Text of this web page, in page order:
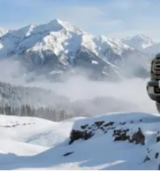
H7
от 3 799 000 ₽
Тест-драйв
Трейд-ин
КРЕДИТ И
Кредитный
Страхование
СЕРВИСНОЕ
Нулевое ТО
Программа «Помощь
Регламенты
Электронный ПТС
О дилере
Наша команда
Контакты